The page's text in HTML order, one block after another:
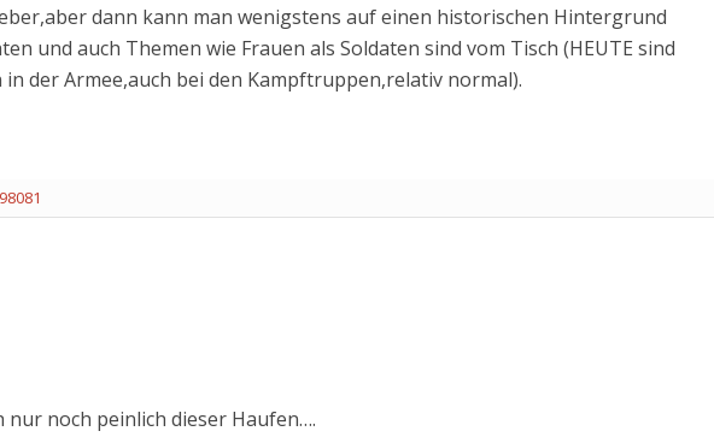
dann kann man wenigstens auf einen historischen Hintergrund
und auch Themen wie Frauen als Soldaten sind vom Tisch (HEUTE sind
in der Armee,auch bei den Kampftruppen,relativ normal).
nur noch peinlich dieser Haufen….